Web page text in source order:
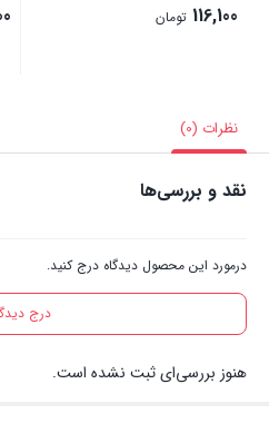
116,100 تومان
نظرات (0)
نقد و بررسی‌ها
درمورد این محصول دیدگاه درج کنید.
درج
هنوز بررسی‌ای ثبت نشده است.